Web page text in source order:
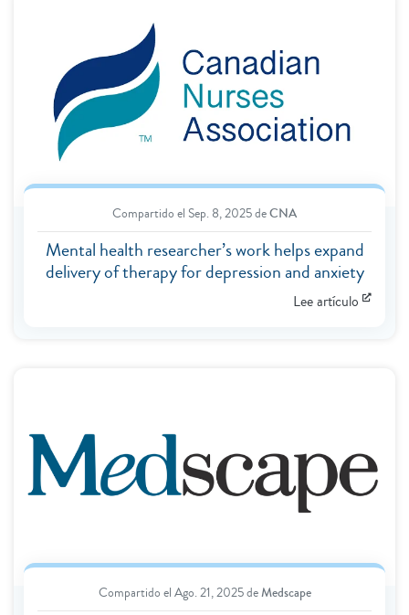
Compartido el Sep. 8, 2025deCNA
Mental health researcher’s work helps expand
delivery of therapy for depression and anxiety
Lee artículo
Compartido elAgo. 21, 2025deMedscape